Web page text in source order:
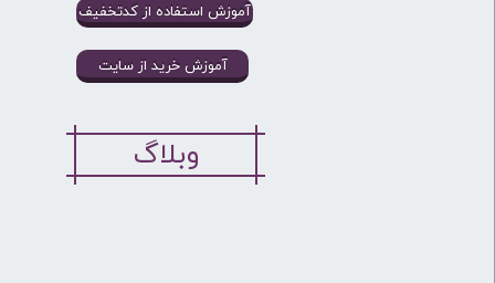
آموزش خرید از سایت
آموزش استفاده از کدتخفیف
وبلاگ